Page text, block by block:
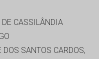
CASSILÂNDIA
DOS SANTOS CARDOS,